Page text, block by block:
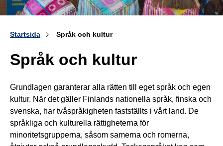
Startsida Språk och kultur
Språk och kultur
Grundlagen garanterar alla rätten till eget språk och egen
kultur. När det gäller Finlands nationella språk, finska och
svenska, har tvåspråkigheten fastställts i vårt land. De
språkliga och kulturella rättigheterna för
minoritetsgrupperna, såsom samerna och romerna,